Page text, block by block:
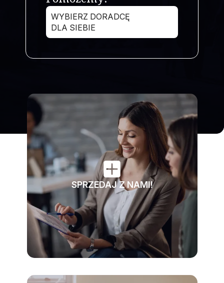
WYBIERZ DORADCĘ
DLA SIEBIE
SPRZEDAJ Z NAMI!